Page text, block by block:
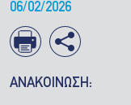
06/02/2026
ΑΝΑΚΟΙΝΩΣΗ: